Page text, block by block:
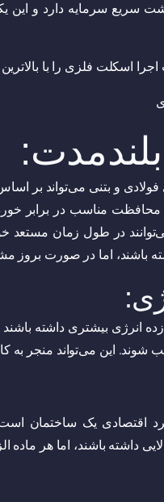
سریع سرمایه دارد و
اسکلت فلزی را با
و بتنی می‌تواند بر
مناسب در برابر
در طول زمان مستعد
باشند، اما در صورت بروز
انرژی بیشتری داشته
شوند. این می‌تواند منجر
اقتصادی یک ساختمان
داشته باشند، اما هر ماده